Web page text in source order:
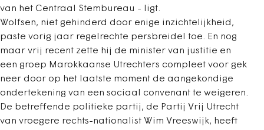
van het Centraal Stembureau - ligt.
Wolfsen, niet gehinderd door enige inzichtelijkheid,
paste vorig jaar regelrechte persbreidel toe. En nog
maar vrij recent zette hij de minister van justitie en
een groep Marokkaanse Utrechters compleet voor gek
neer door op het laatste moment de aangekondige
ondertekening van een sociaal convenant te weigeren.
De betreffende politieke partij, de Partij Vrij Utrecht
van vroegere rechts-nationalist Wim Vreeswijk, heeft